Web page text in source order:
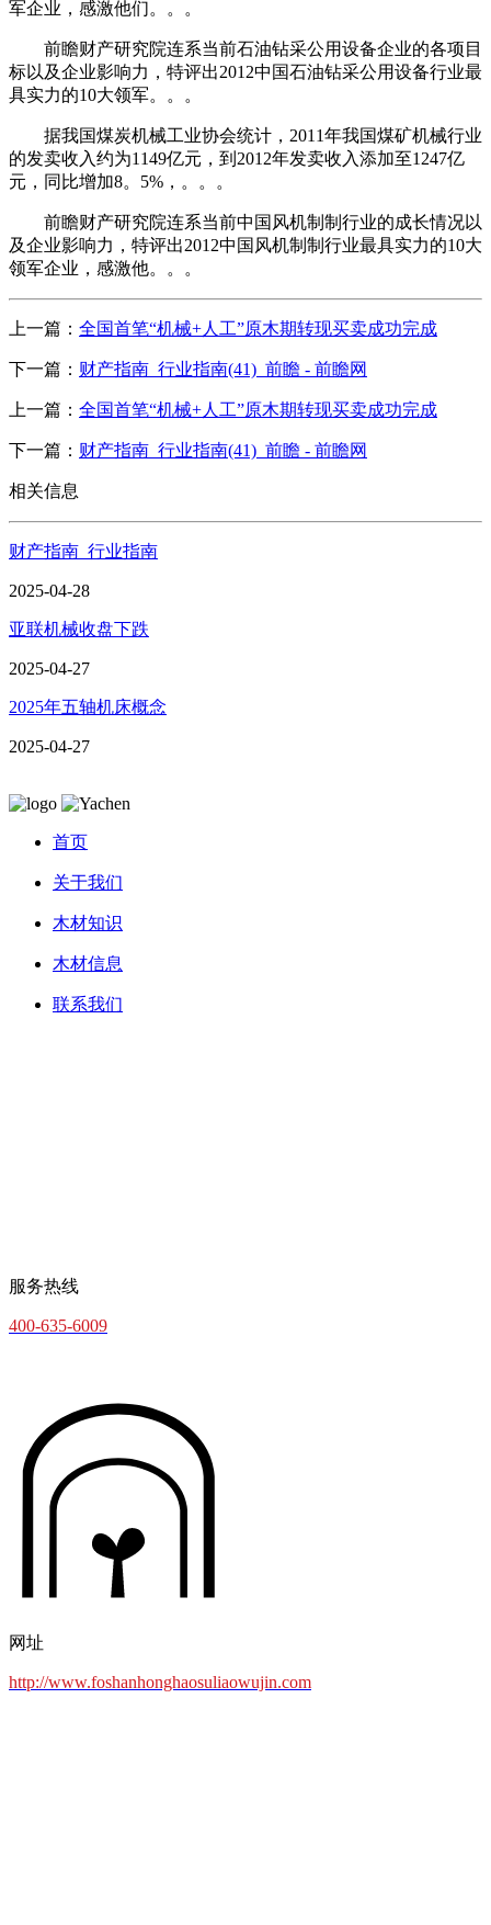
军企业，感激他们。。。
前瞻财产研究院连系当前石油钻采公用设备企业的各项目
标以及企业影响力，特评出2012中国石油钻采公用设备行业最
具实力的10大领军。。。
据我国煤炭机械工业协会统计，2011年我国煤矿机械行业
的发卖收入约为1149亿元，到2012年发卖收入添加至1247亿
元，同比增加8。5%，。。。
前瞻财产研究院连系当前中国风机制制行业的成长情况以
及企业影响力，特评出2012中国风机制制行业最具实力的10大
领军企业，感激他。。。
上一篇： 全国首笔“机械+人工”原木期转现买卖成功完成
下一篇： 财产指南_行业指南(41)_前瞻 - 前瞻网
上一篇： 全国首笔“机械+人工”原木期转现买卖成功完成
下一篇： 财产指南_行业指南(41)_前瞻 - 前瞻网
相关信息
财产指南_行业指南
2025-04-28
亚联机械收盘下跌
2025-04-27
2025年五轴机床概念
2025-04-27
首页
关于我们
木材知识
木材信息
联系我们
服务热线
400-635-6009
网址
http://www.foshanhonghaosuliaowujin.com